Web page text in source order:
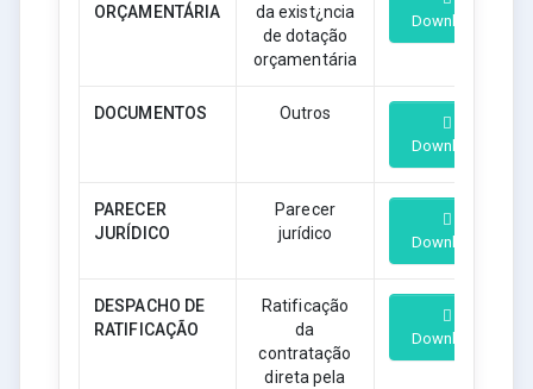
ORÇAMENTÁRIA
da exist¿ncia
de dotação
orçamentária
Download
DOCUMENTOS Outros
Download
PARECER
JURÍDICO
Parecer
jurídico
Download
DESPACHO DE
RATIFICAÇÃO
Ratificação
da
contratação
direta pela
Download